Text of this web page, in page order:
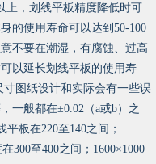
上，划线平板精度降低时可
的使用寿命可以达到50-100
不要在潮湿，有腐蚀、过高
以延长划线平板的使用寿
图纸设计和实际会有一些误
一般都在±0.02（a或b）之
板在220至140之间；
300至400之间；1600×1000